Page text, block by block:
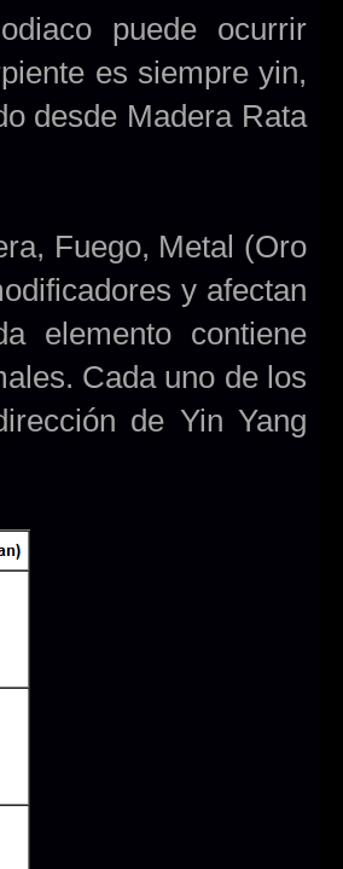
puede ocurrir
es siempre yin,
desde Madera Rata
Fuego, Metal (Oro
y afectan
elemento contiene
Cada uno de los
de Yin Yang